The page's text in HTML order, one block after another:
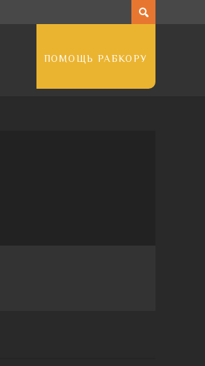
ПОМОЩЬ РАБКОРУ